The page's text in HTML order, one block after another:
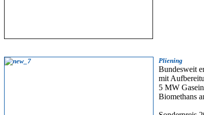
Pliening
Bundesweit
mit
5 MW
Biomethans